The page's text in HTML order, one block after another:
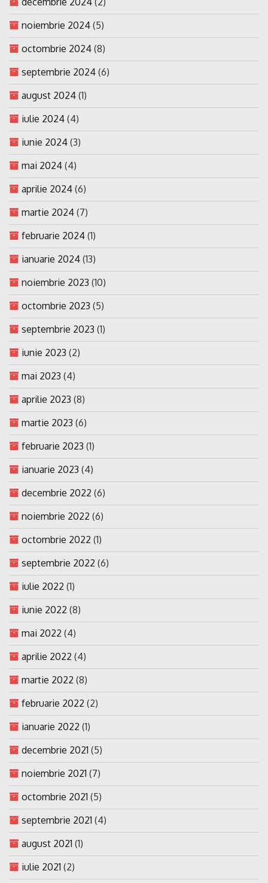
noiembrie 2024 (5)
octombrie 2024 (8)
septembrie 2024 (6)
august 2024 (1)
iulie 2024 (4)
iunie 2024 (3)
mai 2024 (4)
aprilie 2024 (6)
martie 2024 (7)
februarie 2024 (1)
ianuarie 2024 (13)
noiembrie 2023 (10)
octombrie 2023 (5)
septembrie 2023 (1)
iunie 2023 (2)
mai 2023 (4)
aprilie 2023 (8)
martie 2023 (6)
februarie 2023 (1)
ianuarie 2023 (4)
decembrie 2022 (6)
noiembrie 2022 (6)
octombrie 2022 (1)
septembrie 2022 (6)
iulie 2022 (1)
iunie 2022 (8)
mai 2022 (4)
aprilie 2022 (4)
martie 2022 (8)
februarie 2022 (2)
ianuarie 2022 (1)
decembrie 2021 (5)
noiembrie 2021 (7)
octombrie 2021 (5)
septembrie 2021 (4)
august 2021 (1)
iulie 2021 (2)